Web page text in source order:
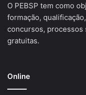
O PEBSP tem como
formação,
concursos,
gratuitas.
Online